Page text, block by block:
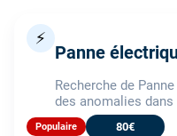
⚡
Panne
Recherche de
des anomalies
Populaire 80€